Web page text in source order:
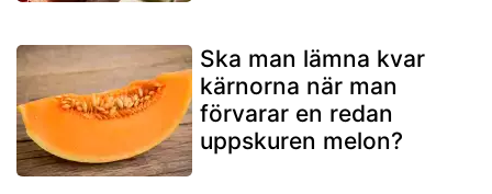
Ska man lämna kvar
kärnorna när man
förvarar en redan
uppskuren melon?